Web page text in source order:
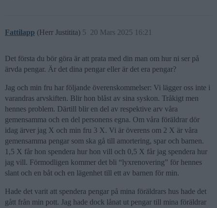
Fattilapp (Herr Justitita) 20 Mars 2025 16:21
5
Det första du bör göra är att prata med din man om hur ni ser på
ärvda pengar. Är det dina pengar eller är det era pengar?
Jag och min fru har följande överenskommelser: Vi lägger oss inte i
varandras arvskiften. Blir hon blåst av sina syskon. Tråkigt men
hennes problem. Därtill blir en del av respektive arv våra
gemensamma och en del personens egna. Om våra föräldrar dör
idag ärver jag X och min fru 3 X. Vi är överens om 2 X är våra
gemensamma pengar som ska gå till amortering, spar och barnen.
1,5 X får hon spendera hur hon vill och 0,5 X får jag spendera hur
jag vill. Förmodligen kommer det bli “lyxrenovering” för hennes
slant och en båt och en lägenhet till ett av barnen för min.
Hade det varit att spendera pengar på mina föräldrars hus hade det
gått från min pott. Jag hade dock lånat ut pengar till mina föräldrar